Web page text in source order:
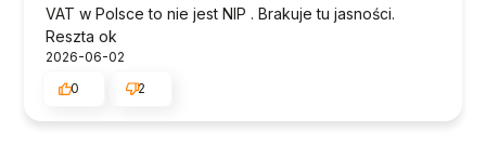
VAT w Polsce to nie jest NIP . Brakuje tu jasności.
Reszta ok
2026-06-02
0
2